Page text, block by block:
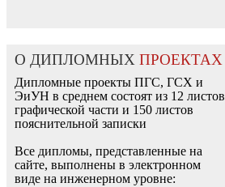
О ДИПЛОМНЫХ ПРОЕКТАХ
Дипломные проекты ПГС, ГСХ и
ЭиУН в среднем состоят из 12 листов
графической части и 150 листов
пояснительной записки
Все дипломы, представленные на
сайте, выполнены в электронном
виде на инженерном уровне: